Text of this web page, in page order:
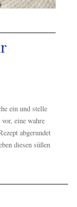
ein und stelle
eine wahre
abgerundet
diesen süßen